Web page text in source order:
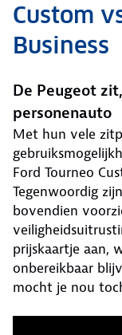
Custom
Business
De Peugeot
personenauto
Met hun vele
Ford Tourneo
Tegenwoordig
bovendien
prijskaartje aan,
onbereikbaar
mocht je nou